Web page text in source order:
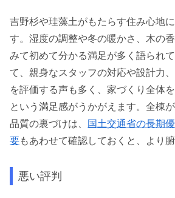
吉野杉や珪藻土がもたらす住み心地
す。湿度の調整や冬の暖かさ、木の
みて初めて分かる満足が多く語られ
て、親身なスタッフの対応や設計力
を評価する声も多く、家づくり全体
という満足感がうかがえます。全棟
品質の裏づけは、
国土交通省の長期
要もあわせて確認しておくと、より
悪い評判